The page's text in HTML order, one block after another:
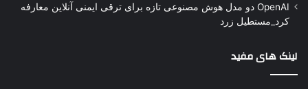
OpenAI دو مدل هوش مصنوعی تازه برای ترقی ایمنی آنلاین معارفه
کرد_مستطیل زرد
لینک های مفید